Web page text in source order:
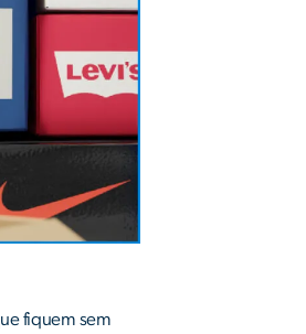
fiquem sem